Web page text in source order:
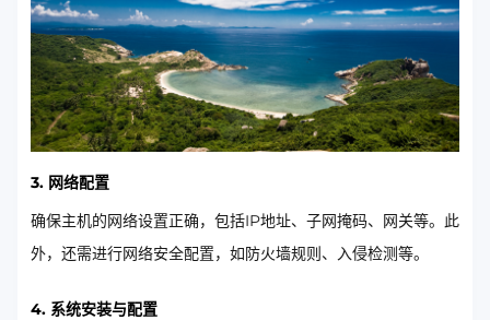
3. 网络配置
确保主机的网络设置正确，包括IP地址、子网掩码、网关等。此
外，还需进行网络安全配置，如防火墙规则、入侵检测等。
4. 系统安装与配置